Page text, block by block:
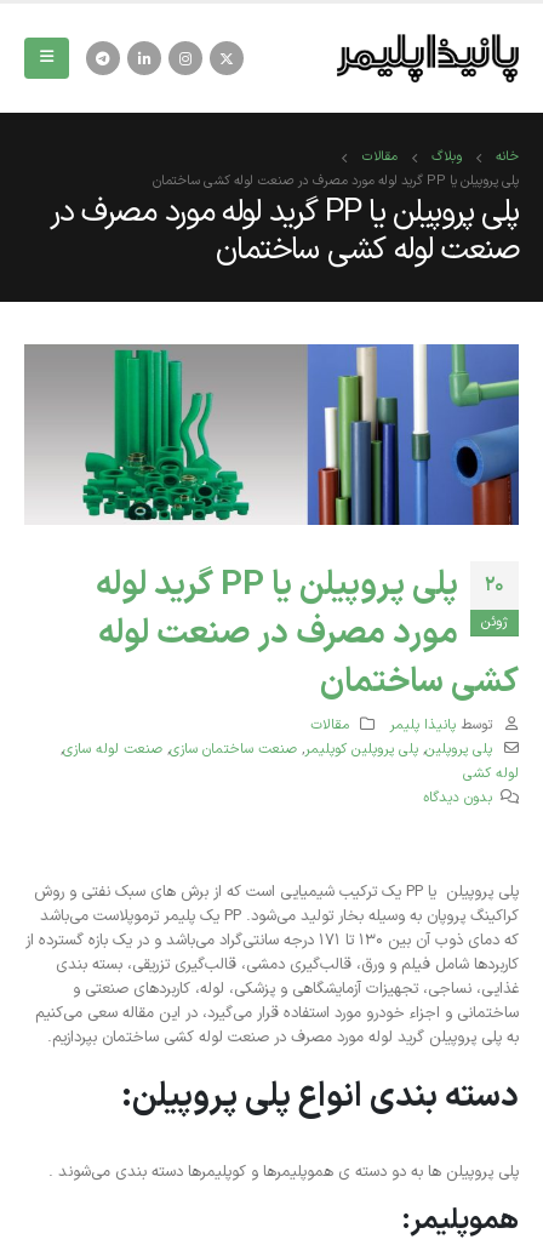
خانه وبلاگ
مقالات
پلی پروپیلن یا PP گرید لوله مورد مصرف در صنعت لوله کشی ساختمان
پلی پروپیلن یا PP گرید لوله مورد مصرف در
صنعت لوله کشی ساختمان
20
ژوئن
پلی پروپیلن یا PP گرید لوله
مورد مصرف در صنعت لوله
کشی ساختمان
توسط پانیذا پلیمر
مقالات
پلی پروپلین, پلی پروپلین کوپلیمر, صنعت ساختمان سازی, صنعت لوله سازی,
لوله کشی
بدون دیدگاه
پلی پروپیلن یا PP یک ترکیب شیمیایی است که از برش های سبک نفتی و روش
کراکینگ پروپان به وسیله بخار تولید می‌شود. PP یک پلیمر ترموپلاست می‌باشد
که دمای ذوب آن بین ۱۳۰ تا ۱۷۱ درجه سانتی‌گراد می‌باشد و در یک بازه گسترده از
کاربردها شامل فیلم و ورق، قالب‌گیری دمشی، قالب‌گیری تزریقی، بسته‌ بندی
غذایی، نساجی، تجهیزات آزمایشگاهی و پزشکی، لوله، کاربردهای صنعتی و
ساختمانی و اجزاء خودرو مورد استفاده قرار می‌گیرد، در این مقاله سعی می‌کنیم
به پلی پروپیلن گرید لوله مورد مصرف در صنعت لوله کشی ساختمان بپردازیم.
دسته بندی انواع پلی پروپیلن:
پلی پروپیلن ها به دو دسته ی هموپلیمرها و کوپلیمرها دسته بندی می‌شوند .
هموپلیمر: